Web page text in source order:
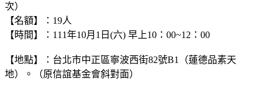
次）
【名額】：19人
【時間】：111年10月1日(六) 早上10：00~12：00
【地點】：台北市中正區寧波西街82號B1（蓮德品素天
地）。（原信誼基金會斜對面）